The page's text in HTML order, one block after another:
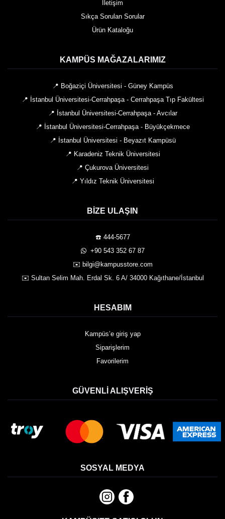
İletişim
Sıkça Sorulan Sorular
Ürün Kataloğu
KAMPÜS MAĞAZALARIMIZ
📍 Boğaziçi Üniversitesi - Güney Kampüs
📍 İstanbul Üniversitesi-Cerrahpaşa - Cerrahpaşa Tıp Fakültesi
📍 İstanbul Üniversitesi-Cerrahpaşa - Avcılar
📍 İstanbul Üniversitesi-Cerrahpaşa - Büyükçekmece
📍 İstanbul Üniversitesi - Beyazıt Kampüsü
📍 Karadeniz Teknik Üniversitesi
📍 Çukurova Üniversitesi
📍 Yıldız Teknik Üniversitesi
BIZE ULAŞIN
☎️ 444-5677
️ +90 543 352 67 87
✉️ bilgi@kampusstore.com
✉️ Sultan Selim Mah. Erdal Sk. 6 A/ 34000 Kağıthane/İstanbul
HESABIM
Kampüs’e giriş yap
Siparişlerim
Favorilerim
GÜVENLI ALIŞVERIŞ
SOSYAL MEDYA